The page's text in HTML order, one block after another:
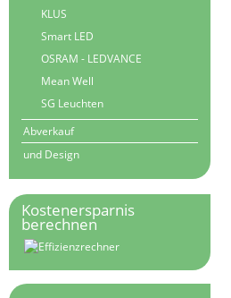
KLUS
Smart LED
OSRAM - LEDVANCE
Mean Well
SG Leuchten
Abverkauf
und Design
Kostenersparnis
berechnen